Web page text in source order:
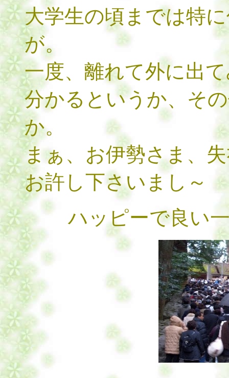
大学生の頃までは特
が。
一度、離れて外に出
分かるというか、そ
か。
まぁ、お伊勢さま、
お許し下さいまし～
ハッピーで良い